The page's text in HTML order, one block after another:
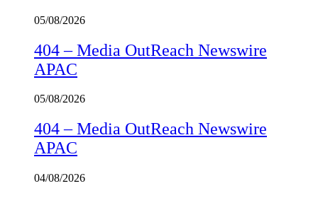
05/08/2026
404 – Media OutReach Newswire
APAC
05/08/2026
404 – Media OutReach Newswire
APAC
04/08/2026